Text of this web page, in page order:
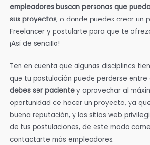
empleadores buscan personas que
sus proyectos, o donde puedes crear un
Freelancer y postularte para que te
¡Así de sencillo!
Ten en cuenta que algunas disciplinas
que tu postulación puede perderse entre
debes ser paciente y aprovechar al
oportunidad de hacer un proyecto, ya
buena reputación, y los sitios web
de tus postulaciones, de este modo
contactarte más empleadores.